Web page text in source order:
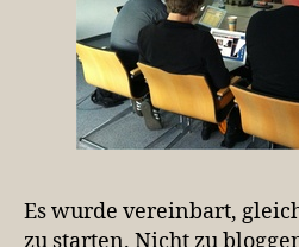
Es wurde vereinbart,
zu starten. Nicht zu